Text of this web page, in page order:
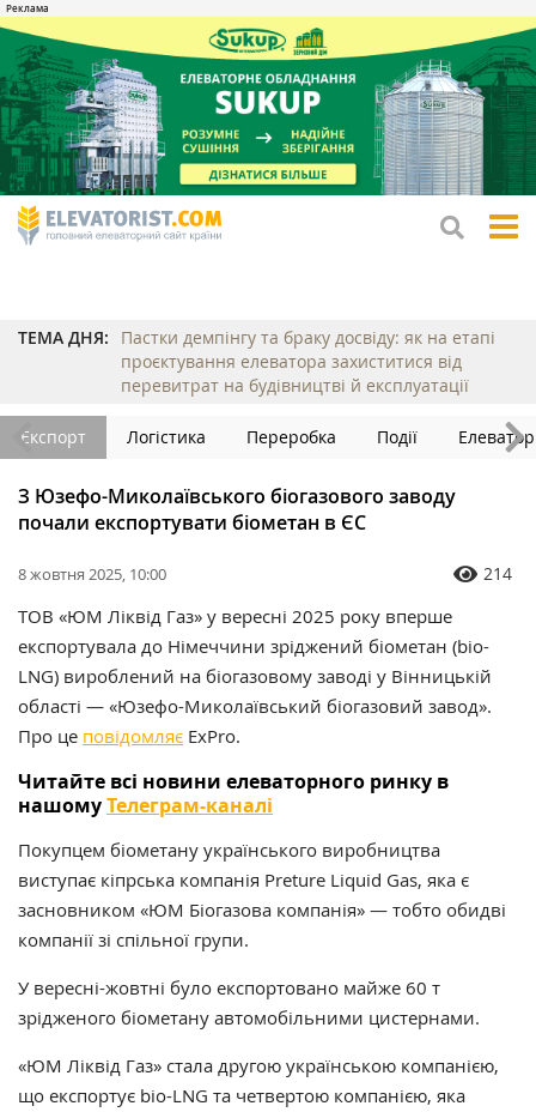
ТЕМА ДНЯ:
Пастки демпінгу та браку досвіду: як на етапі
проєктування елеватора захиститися від
перевитрат на будівництві й експлуатації
Експорт Логістика Переробка Події
З Юзефо-Миколаївського біогазового заводу
почали експортувати біометан в ЄС
8 жовтня 2025, 10:00 214
ТОВ «ЮМ Ліквід Газ» у вересні 2025 року вперше
експортувала до Німеччини зріджений біометан (bio-
LNG) вироблений на біогазовому заводі у Вінницькій
області — «Юзефо-Миколаївський біогазовий завод».
Про це повідомляє ExPro.
Читайте всі новини елеваторного ринку в
нашомуТелеграм-каналі
Покупцем біометану українського виробництва
виступає кіпрська компанія Preture Liquid Gas, яка є
засновником «ЮМ Біогазова компанія» — тобто обидві
компанії зі спільної групи.
У вересні-жовтні було експортовано майже 60 т
зрідженого біометану автомобільними цистернами.
«ЮМ Ліквід Газ» стала другою українською компанією,
що експортує bio-LNG та четвертою компанією, яка